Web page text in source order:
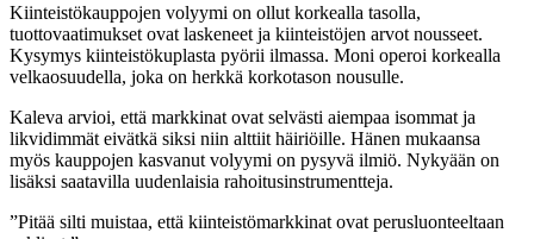
Kiinteistökauppojen volyymi on ollut korkealla tasolla,
tuottovaatimukset ovat laskeneet ja kiinteistöjen arvot nousseet.
Kysymys kiinteistökuplasta pyörii ilmassa. Moni operoi korkealla
velkaosuudella, joka on herkkä korkotason nousulle.
Kaleva arvioi, että markkinat ovat selvästi aiempaa isommat ja
likvidimmät eivätkä siksi niin alttiit häiriöille. Hänen mukaansa
myös kauppojen kasvanut volyymi on pysyvä ilmiö. Nykyään on
lisäksi saatavilla uudenlaisia rahoitusinstrumentteja.
”Pitää silti muistaa, että kiinteistömarkkinat ovat perusluonteeltaan